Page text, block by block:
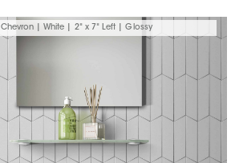
Chevron | White | 2" x 7" Left | Glossy